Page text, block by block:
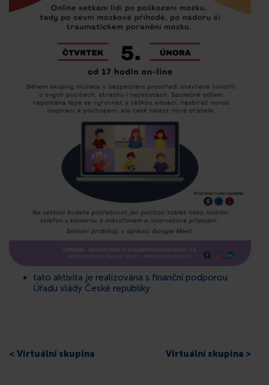
tato aktivita je realizována s finanční podporou
Úřadu vlády České republiky
< Virtuální skupina Virtuální skupina >